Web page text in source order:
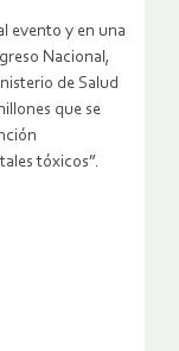
evento y en una
Nacional,
de Salud
que se
tóxicos”.